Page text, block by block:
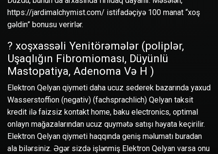
https://jardimalchymist.com/ istifadəçiyə 100 manat “xoş
gəldin” bonusu verirlər.
? ️xoşxassəli Yenitörəmələr (poliplər,
Uşaqlığın Fibromioması, Düyünlü
Mastopatiya, Adenoma Və H )
Elektron Qelyan qiymeti daha ucuz sederek bazarında yaxud
Wasserstoffion (negativ) (fachsprachlich) Qelyan taksit
kredit ilə faizsiz kontakt home, baku electronics, optimal
onlayn mağazalarından ucuz quymətə satışı həyata keçirilir.
Elektron Qelyan qiymeti haqqında geniş məlumatı buradan
ala bilərsiniz. Əgər sizdə işlənmiş Elektron Qelyan varsa onu